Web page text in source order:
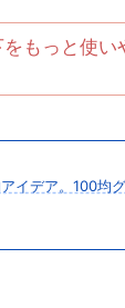
もっと使い
イデア。100均